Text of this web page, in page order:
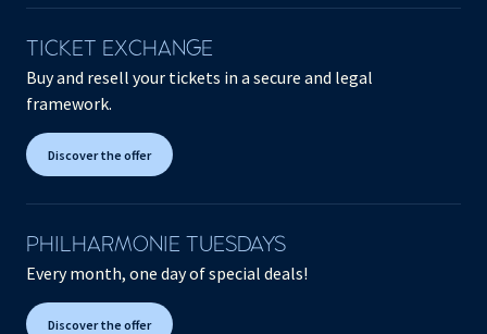
TICKET EXCHANGE
Buy and resell your tickets in a secure and legal
framework.
Discover the offer
PHILHARMONIE TUESDAYS
Every month, one day of special deals!
Discover the offer